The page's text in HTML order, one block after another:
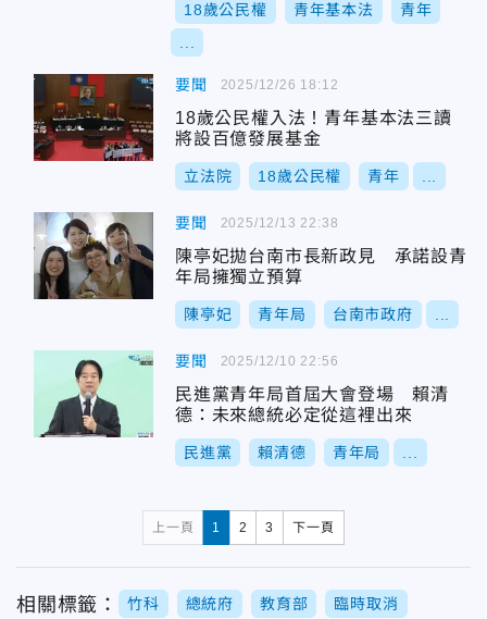
18歲公民權 青年基本法 青年
要聞
18歲公民權入法！青年基本法三讀
將設百億發展基金
立法院 18歲公民權 青年
2025/12/26 18:12
要聞
陳亭妃拋台南市長新政見 承諾設青
年局擁獨立預算
陳亭妃 青年局 台南市政府
2025/12/13 22:38
要聞
民進黨青年局首屆大會登場 賴清
德：未來總統必定從這裡出來
民進黨 賴清德 青年局
2025/12/10 22:56
上一頁 1 2 3 下一頁
相關標籤： 竹科 總統府 教育部 臨時取消